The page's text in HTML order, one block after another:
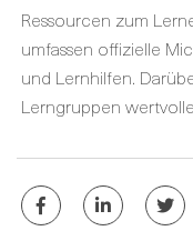
Ressourcen zum
umfassen offizielle
und Lernhilfen.
Lerngruppen